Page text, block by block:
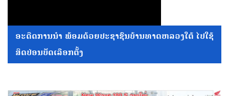
ອະດີດການນໍາ ພ້ອມດ້ວຍປະຊາຊົນບ້ານທາດຫລວງໃຕ້ ໄປໃຊ້
ສິດປ່ອນບັດເລືອກຕັ້ງ